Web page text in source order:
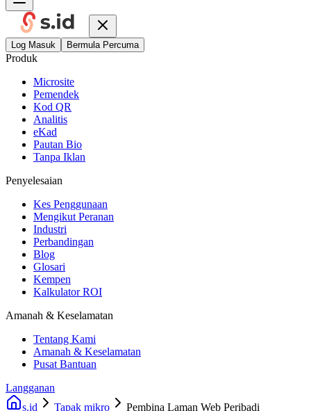
Log Masuk Bermula Percuma
Produk
Microsite
Pemendek
Kod QR
Analitis
eKad
Pautan Bio
Tanpa Iklan
Penyelesaian
Kes Penggunaan
Mengikut Peranan
Industri
Perbandingan
Blog
Glosari
Kempen
Kalkulator ROI
Amanah & Keselamatan
Tentang Kami
Amanah & Keselamatan
Pusat Bantuan
Langganan
s.id
Tapak mikro
Pembina Laman Web Peribadi